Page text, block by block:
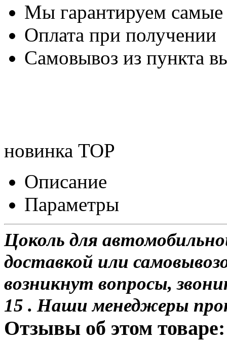
Мы гарантируем
Оплата при получении
Самовывоз из пункта
новинка TOP
Описание
Параметры
Цоколь для
доставкой или
возникнут вопросы,
15 . Наши менеджеры
Отзывы об этом товаре: